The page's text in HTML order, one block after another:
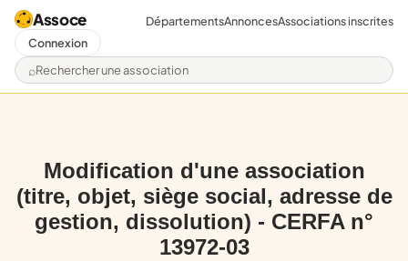
Assoce
Rechercher une association
DépartementsAnnoncesAssociations inscrites
Connexion
Modification d'une association
(titre, objet, siège social, adresse de
gestion, dissolution) - CERFA n°
13972-03